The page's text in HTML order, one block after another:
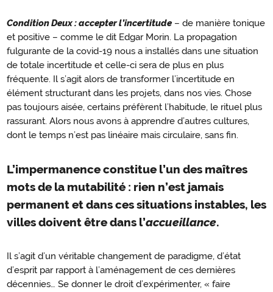
Condition Deux : accepter l’incertitude– de manière tonique
et positive – comme le dit Edgar Morin. La propagation
fulgurante de la covid-19 nous a installés dans une situation
de totale incertitude et celle-ci sera de plus en plus
fréquente. Il s’agit alors de transformer l’incertitude en
élément structurant dans les projets, dans nos vies. Chose
pas toujours aisée, certains préfèrent l’habitude, le rituel plus
rassurant. Alors nous avons à apprendre d’autres cultures,
dont le temps n’est pas linéaire mais circulaire, sans fin.
L’impermanence constitue l’un des maîtres
mots de la mutabilité : rien n’est jamais
permanent et dans ces situations instables, les
villes doivent être dans l’accueillance.
Il s’agit d’un véritable changement de paradigme, d’état
d’esprit par rapport à l’aménagement de ces dernières
décennies… Se donner le droit d’expérimenter, « faire